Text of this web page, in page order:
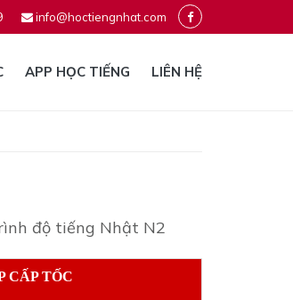
info@hoctiengnhat.com
APP HỌC TIẾNG LIÊN HỆ
độ tiếng Nhật N2
CẤP TỐC